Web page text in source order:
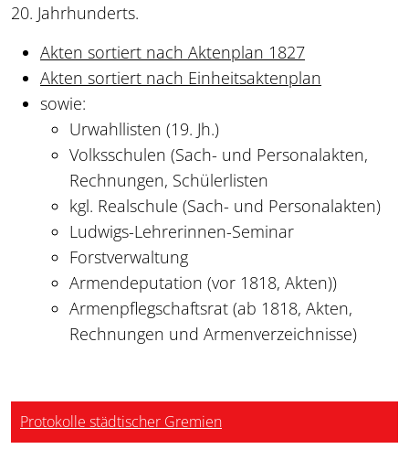
20. Jahrhunderts.
Akten sortiert nach Aktenplan 1827
Akten sortiert nach Einheitsaktenplan
sowie:
Urwahllisten (19. Jh.)
Volksschulen (Sach- und Personalakten,
Rechnungen, Schülerlisten
kgl. Realschule (Sach- und Personalakten)
Ludwigs-Lehrerinnen-Seminar
Forstverwaltung
Armendeputation (vor 1818, Akten))
Armenpflegschaftsrat (ab 1818, Akten,
Rechnungen und Armenverzeichnisse)
Protokolle städtischer Gremien